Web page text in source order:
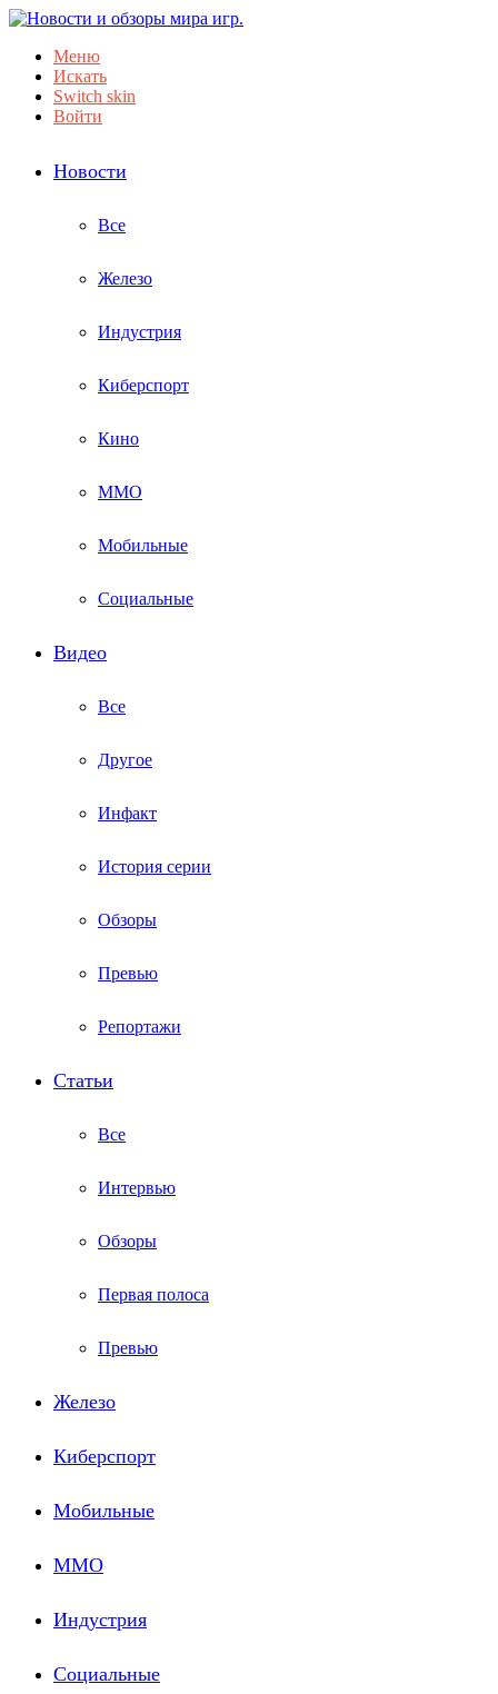
Меню
Искать
Switch skin
Войти
Новости
Все
Железо
Индустрия
Киберспорт
Кино
ММО
Мобильные
Социальные
Видео
Все
Другое
Инфакт
История серии
Обзоры
Превью
Репортажи
Статьи
Все
Интервью
Обзоры
Первая полоса
Превью
Железо
Киберспорт
Мобильные
ММО
Индустрия
Социальные